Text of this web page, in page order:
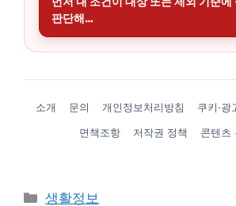
판단해…
소개 문의 개인정보처리방침 쿠키·광
면책조항
저작권 정책 콘텐츠
카
생활정보